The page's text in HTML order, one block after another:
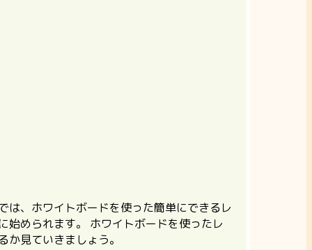
は、ホワイトボードを使った簡単にできるレ
始められます。 ホワイトボードを使ったレ
見ていきましょう。